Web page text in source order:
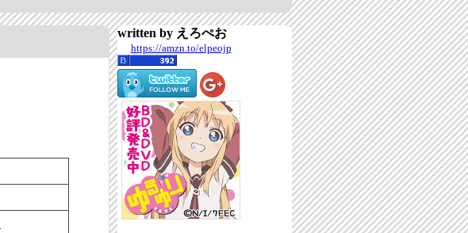
written by えろぺお
https://amzn.to/elpeojp